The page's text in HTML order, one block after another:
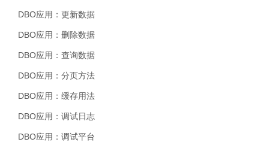
DBO应用：更新数据
DBO应用：删除数据
DBO应用：查询数据
DBO应用：分页方法
DBO应用：缓存用法
DBO应用：调试日志
DBO应用：调试平台